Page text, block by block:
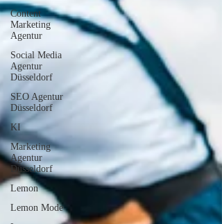
Content
Marketing
Agentur
Social Media
Agentur
Düsseldorf
SEO Agentur
Düsseldorf
KI
Marketing
Agentur
Düsseldorf
Lemon
Lemon Mode